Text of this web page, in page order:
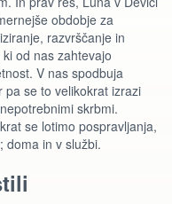
obdobje za
razvrščanje in
od nas zahtevajo
V nas spodbuja
se to velikokrat izrazi
skrbmi.
se lotimo pospravljanja,
doma in v službi.